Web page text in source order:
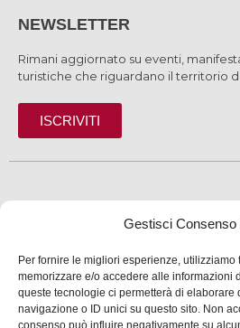
Gestisci Consenso
Per fornire le migliori esperienze,
memorizzare e/o accedere alle informazioni
queste tecnologie ci permetterà di elaborare
navigazione o ID unici su questo sito. Non
consenso può influire negativamente su
NEWSLETTER
Rimani aggiornato su eventi,
turistiche che riguardano il territorio
ISCRIVITI
SERVIZI
INFORMAZIONI